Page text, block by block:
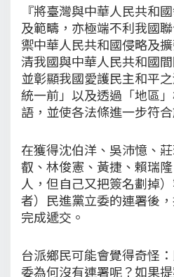
『將臺灣與中華人民共和
及範疇，亦極端不利我國
禦中華人民共和國侵略及
清我國與中華人民共和國
並彰顯我國愛護民主和平
統一前」以及透過「地區
語，並使各法條進一步符
在獲得沈伯洋、吳沛憶、
叡、林俊憲、黃捷、賴瑞
人，但自己又把簽名劃掉
者）民進黨立委的連署後
完成遞交。
台派鄉民可能會覺得奇怪
委為何沒有連署呢？如果